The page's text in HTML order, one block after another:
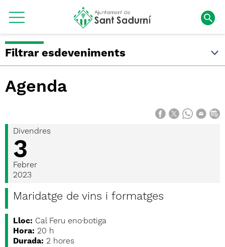
Filtrar esdeveniments
Agenda
Divendres
3
Febrer
2023
Maridatge de vins i formatges
Lloc: Cal Feru eno·botiga
Hora: 20 h
Durada: 2 hores